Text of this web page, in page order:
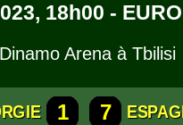
18h00 -
Dinamo Arena à
1 7